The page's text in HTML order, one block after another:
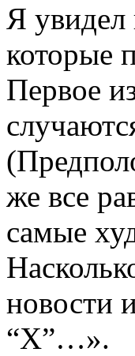
Я увидел
которые
Первое
же все
самые
новости
“X”…».